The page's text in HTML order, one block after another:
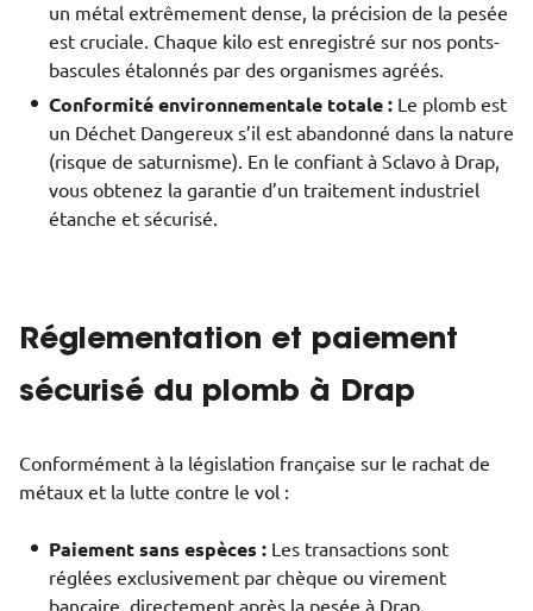
un métal extrêmement dense, la précision de la pesée
est cruciale. Chaque kilo est enregistré sur nos ponts-
bascules étalonnés par des organismes agréés.
Conformité environnementale totale : Le plomb est
un Déchet Dangereux s’il est abandonné dans la nature
(risque de saturnisme). En le confiant à Sclavo à Drap,
vous obtenez la garantie d’un traitement industriel
étanche et sécurisé.
Réglementation et paiement
sécurisé du plomb à Drap
Conformément à la législation française sur le rachat de
métaux et la lutte contre le vol :
Paiement sans espèces : Les transactions sont
réglées exclusivement par chèque ou virement
bancaire, directement après la pesée à Drap.